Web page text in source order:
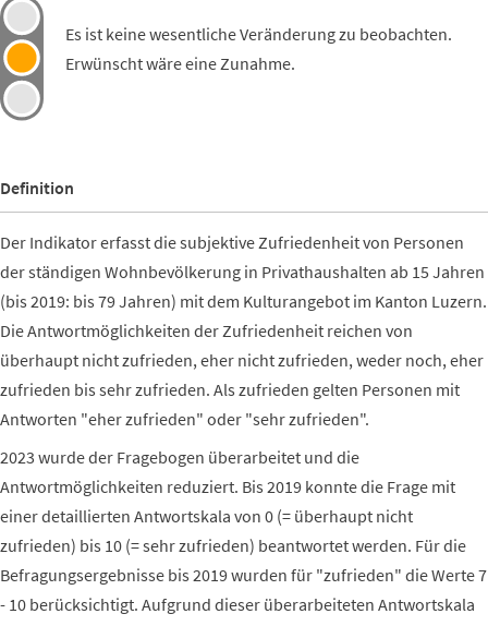
Es ist keine wesentliche Veränderung zu beobachten.
Erwünscht wäre eine Zunahme.
Definition
Der Indikator erfasst die subjektive Zufriedenheit von Personen
der ständigen Wohnbevölkerung in Privathaushalten ab 15 Jahren
(bis 2019: bis 79 Jahren) mit dem Kulturangebot im Kanton Luzern.
Die Antwortmöglichkeiten der Zufriedenheit reichen von
überhaupt nicht zufrieden, eher nicht zufrieden, weder noch, eher
zufrieden bis sehr zufrieden. Als zufrieden gelten Personen mit
Antworten "eher zufrieden" oder "sehr zufrieden".
2023 wurde der Fragebogen überarbeitet und die
Antwortmöglichkeiten reduziert. Bis 2019 konnte die Frage mit
einer detaillierten Antwortskala von 0 (= überhaupt nicht
zufrieden) bis 10 (= sehr zufrieden) beantwortet werden. Für die
Befragungsergebnisse bis 2019 wurden für "zufrieden" die Werte 7
- 10 berücksichtigt. Aufgrund dieser überarbeiteten Antwortskala